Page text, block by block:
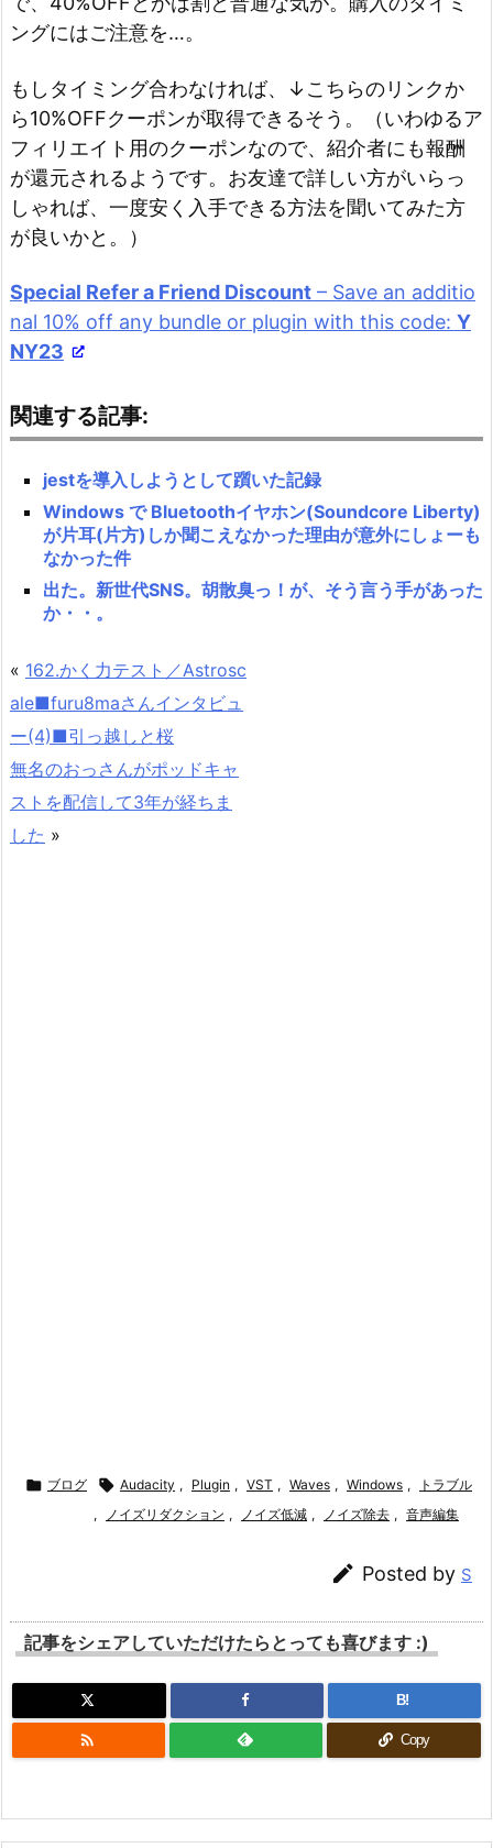
ングにはご注意を…。
もしタイミング合わなければ、↓こちらのリンクか
ら10%OFFクーポンが取得できるそう。（いわゆるア
フィリエイト用のクーポンなので、紹介者にも報酬
が還元されるようです。お友達で詳しい方がいらっ
しゃれば、一度安く入手できる方法を聞いてみた方
が良いかと。）
Special Refer a Friend Discount – Save an additio
nal 10% off any bundle or plugin with this code: Y
NY23
関連する記事:
jestを導入しようとして躓いた記録
Windows で Bluetoothイヤホン(Soundcore Liberty)
が片耳(片方)しか聞こえなかった理由が意外にしょーも
なかった件
出た。新世代SNS。胡散臭っ！が、そう言う手があった
か・・。
« 162.かく力テスト／Astrosc
ale■furu8maさんインタビュ
ー(4)■引っ越しと桜
無名のおっさんがポッドキャ
ストを配信して3年が経ちま
した »
 ブログ  Audacity , Plugin , VST , Waves , Windows ,
トラブル
,
ノイズリダクション , ノイズ低減 , ノイズ除去 , 音声編集
 Posted by S
記事をシェアしていただけたらとっても喜びます :)
B!
 Copy